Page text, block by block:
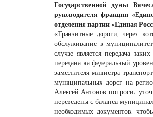
Государственной думы
руководителя фракции
отделения партии «Единая
«Транзитные дороги, через
обслуживание в
случае является передача
передана на федеральный
заместителя министра
муниципальных дорог на
Алексей Антонов попросил
переведены с баланса
необходимых документов,